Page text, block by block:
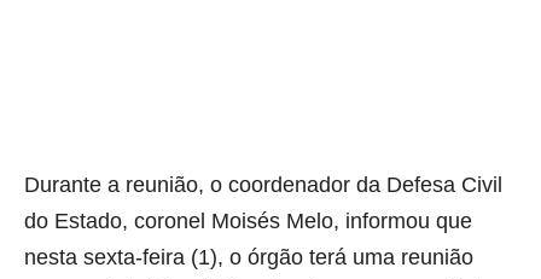
Durante a reunião, o coordenador da Defesa Civil
do Estado, coronel Moisés Melo, informou que
nesta sexta-feira (1), o órgão terá uma reunião